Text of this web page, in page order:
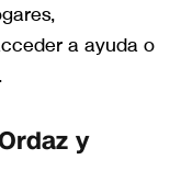
a ayuda o
y